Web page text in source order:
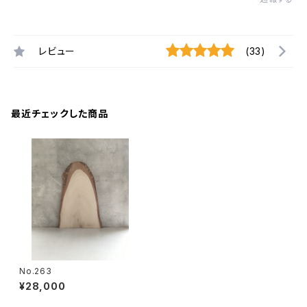
レビュー (33)
最近チェックした商品
No.263
¥28,000